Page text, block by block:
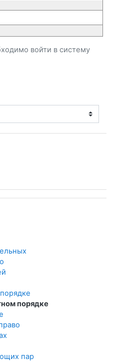
войти в систему
порядке
пар